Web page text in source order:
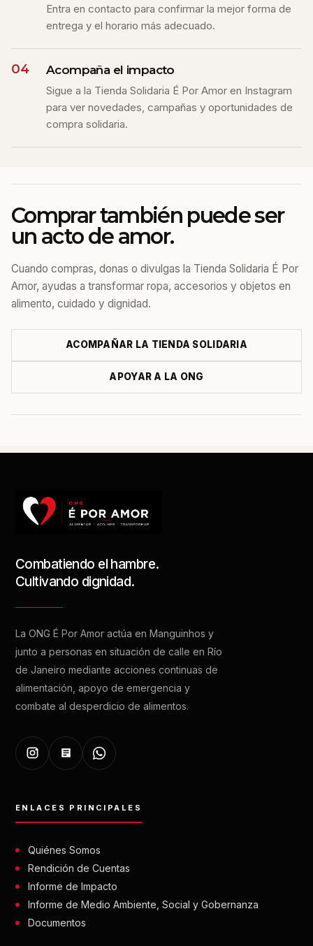
Entra en contacto para confirmar la mejor forma de
entrega y el horario más adecuado.
04 Acompaña el impacto
Sigue a la Tienda Solidaria É Por Amor en Instagram
para ver novedades, campañas y oportunidades de
compra solidaria.
Comprar también puede ser
un acto de amor.
Cuando compras, donas o divulgas la Tienda Solidaria É Por
Amor, ayudas a transformar ropa, accesorios y objetos en
alimento, cuidado y dignidad.
ACOMPAÑAR LA TIENDA SOLIDARIA
APOYAR A LA ONG
Combatiendo el hambre.
Cultivando dignidad.
La ONG É Por Amor actúa en Manguinhos y
junto a personas en situación de calle en Río
de Janeiro mediante acciones continuas de
alimentación, apoyo de emergencia y
combate al desperdicio de alimentos.
ENLACES PRINCIPALES
Quiénes Somos
Rendición de Cuentas
Informe de Impacto
Informe de Medio Ambiente, Social y Gobernanza
Documentos